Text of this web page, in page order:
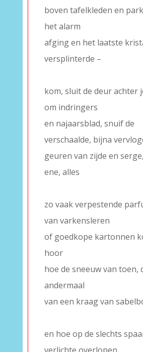
boven tafelkleden en
het alarm
afging en het laatste
versplinterde –
kom, sluit de deur achter
om indringers
en najaarsblad, snuif de
verschaalde, bijna
geuren van zijde en
ene, alles
zo vaak verpestende
van varkensleren
of goedkope kartonnen
hoor
hoe de sneeuw van toen,
andermaal
van een kraag van
en hoe op de slechts